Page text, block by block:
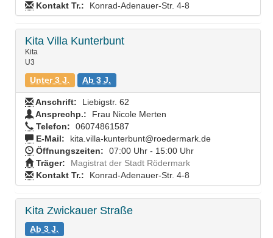
Kontakt Tr.:
Konrad-Adenauer-Str. 4-8
Kita Villa Kunterbunt
Kita
U3
Unter 3 J. Ab 3 J.
Anschrift:
Liebigstr. 62
Ansprechp.:
Frau Nicole Merten
Telefon:
06074861587
E-Mail:
kita.villa-kunterbunt@roedermark.de
Öffnungszeiten:
07:00 Uhr - 15:00 Uhr
Träger:
Magistrat der Stadt Rödermark
Kontakt Tr.:
Konrad-Adenauer-Str. 4-8
Kita Zwickauer Straße
Ab 3 J.